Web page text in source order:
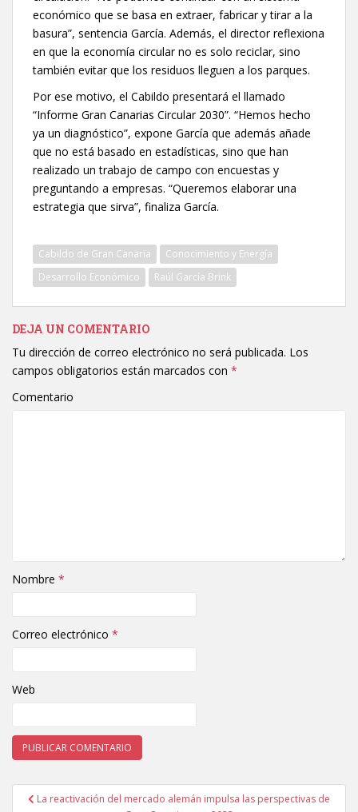
económico que se basa en extraer, fabricar y tirar a la
basura”, sentencia García. Además, el director reflexiona
en que la economía circular no es solo reciclar, sino
también evitar que los residuos lleguen a los parques.
Por ese motivo, el Cabildo presentará el llamado
“Informe Gran Canarias Circular 2030”. “Hemos hecho
ya un diagnóstico”, expone García que además añade
que no está basado en estadísticas, sino que han
realizado un trabajo de campo con encuestas y
preguntando a empresas. “Queremos elaborar una
estrategia que sirva”, finaliza García.
Cabildo de Gran Canaria
Conocimiento y Energía
Desarrollo Económico
Raúl García Brink
DEJA UN COMENTARIO
Tu dirección de correo electrónico no será publicada. Los
campos obligatorios están marcados con *
Comentario
Nombre *
Correo electrónico *
Web
La reactivación del mercado alemán impulsa las perspectivas de